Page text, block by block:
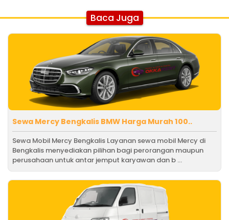
Baca Juga
Sewa Mercy Bengkalis BMW Harga Murah 100..
Sewa Mobil Mercy Bengkalis Layanan sewa mobil Mercy di
Bengkalis menyediakan pilihan bagi perorangan maupun
perusahaan untuk antar jemput karyawan dan b ...